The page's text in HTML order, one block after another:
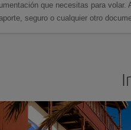
que necesitas para
seguro o cualquier otro